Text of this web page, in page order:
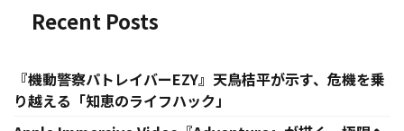
Recent Posts
『機動警察パトレイバーEZY』天鳥桔平が示す、危機を乗
り越える「知恵のライフハック」